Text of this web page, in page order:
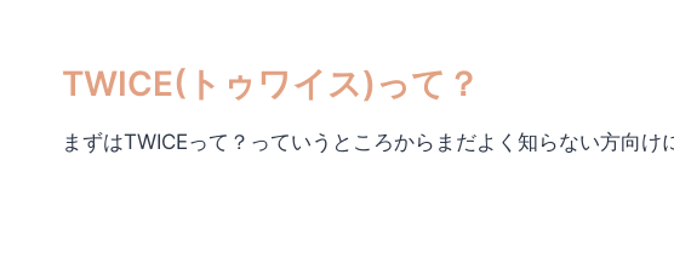
TWICE(トゥワイス)って？
まずはTWICEって？っていうところからまだよく知らない方向